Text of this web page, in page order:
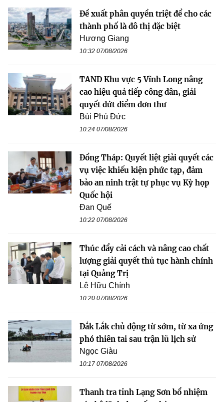
Đề xuất phân quyền triệt để cho các
thành phố là đô thị đặc biệt
Hương Giang
10:32 07/08/2026
TAND Khu vực 5 Vĩnh Long nâng
cao hiệu quả tiếp công dân, giải
quyết dứt điểm đơn thư
Bùi Phú Đức
10:24 07/08/2026
Đồng Tháp: Quyết liệt giải quyết các
vụ việc khiếu kiện phức tạp, đảm
bảo an ninh trật tự phục vụ Kỳ họp
Quốc hội
Đan Quế
10:22 07/08/2026
Thúc đẩy cải cách và nâng cao chất
lượng giải quyết thủ tục hành chính
tại Quảng Trị
Lê Hữu Chính
10:20 07/08/2026
Đắk Lắk chủ động từ sớm, từ xa ứng
phó thiên tai sau trận lũ lịch sử
Ngọc Giàu
10:17 07/08/2026
Thanh tra tỉnh Lạng Sơn bổ nhiệm